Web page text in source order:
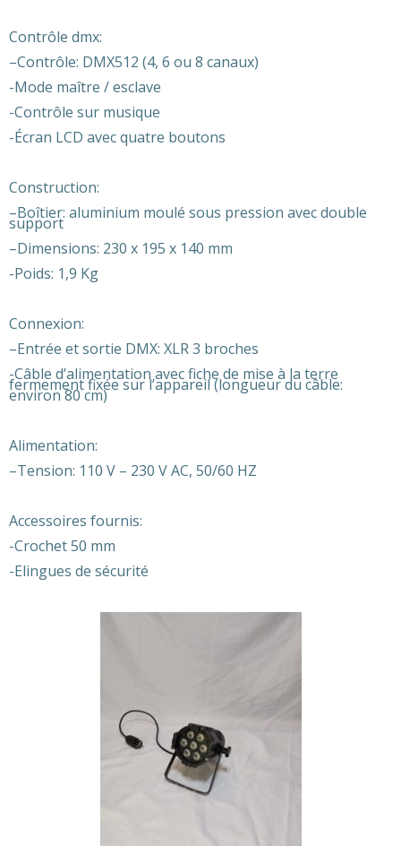
Contrôle dmx:
–Contrôle: DMX512 (4, 6 ou 8 canaux)
-Mode maître / esclave
-Contrôle sur musique
-Écran LCD avec quatre boutons
Construction:
–Boîtier: aluminium moulé sous pression avec double
support
–Dimensions: 230 x 195 x 140 mm
-Poids: 1,9 Kg
Connexion:
–Entrée et sortie DMX: XLR 3 broches
-Câble d’alimentation avec fiche de mise à la terre
fermement fixée sur l’appareil (longueur du câble:
environ 80 cm)
Alimentation:
–Tension: 110 V – 230 V AC, 50/60 HZ
Accessoires fournis:
-Crochet 50 mm
-Elingues de sécurité